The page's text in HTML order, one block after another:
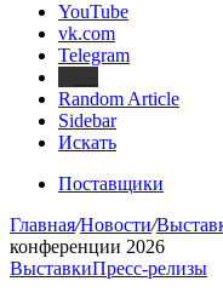
YouTube
vk.com
Telegram
Random Article
Sidebar
Искать
Поставщики
Главная/Новости/
конференции 2026
ВыставкиПресс-релизы